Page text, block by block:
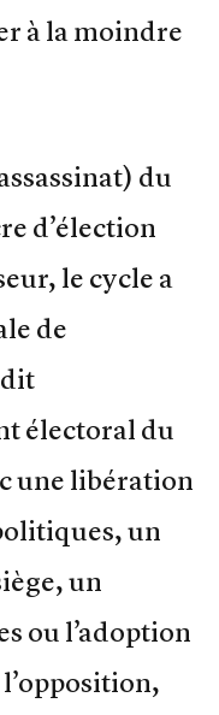
à la moindre
du
d’élection
le cycle a
de
électoral du
une libération
un
un
ou l’adoption